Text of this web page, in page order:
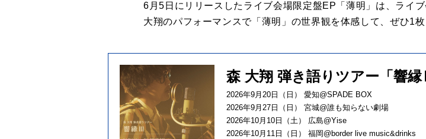
6月5日にリリースしたライブ会場限定盤EP「薄明」は、ライ
大翔のパフォーマンスで「薄明」の世界観を体感して、ぜひ1
森 大翔 弾き語りツアー「響縁
2026年9月20日（日） 愛知@SPADE BOX
2026年9月27日（日） 宮城@誰も知らない劇場
2026年10月10日（土） 広島@Yise
2026年10月11日（日） 福岡@border live music&drinks